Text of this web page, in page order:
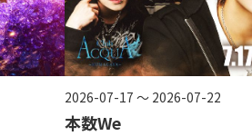
2026-07-17 ～ 2026-07-22
本数We